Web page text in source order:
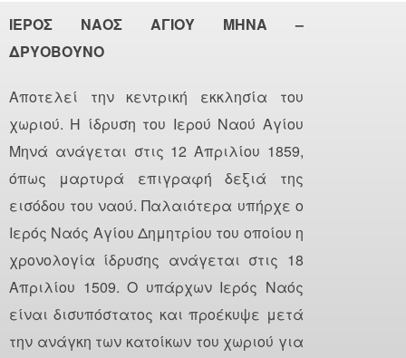
ΙΕΡΟΣ ΝΑΟΣ ΑΓΙΟΥ ΜΗΝΑ –
ΔΡΥΟΒΟΥΝΟ
Αποτελεί την κεντρική εκκλησία του
χωριού. Η ίδρυση του Ιερού Ναού Αγίου
Μηνά ανάγεται στις 12 Απριλίου 1859,
όπως μαρτυρά επιγραφή δεξιά της
εισόδου του ναού. Παλαιότερα υπήρχε ο
Ιερός Ναός Αγίου Δημητρίου του οποίου η
χρονολογία ίδρυσης ανάγεται στις 18
Απριλίου 1509. Ο υπάρχων Ιερός Ναός
είναι δισυπόστατος και προέκυψε μετά
την ανάγκη των κατοίκων του χωριού για